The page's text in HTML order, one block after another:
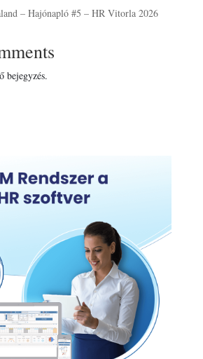
– Hajónapló #5 – HR Vitorla 2026
bejegyzés.